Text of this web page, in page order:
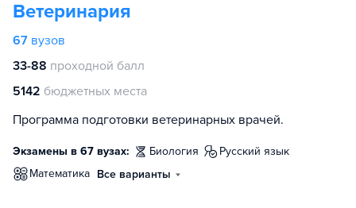
Ветеринария
67 вузов
33-88 проходной балл
5142 бюджетных места
Программа подготовки ветеринарных врачей.
Экзамены в 67 вузах: биология
русский язык
математика Все варианты